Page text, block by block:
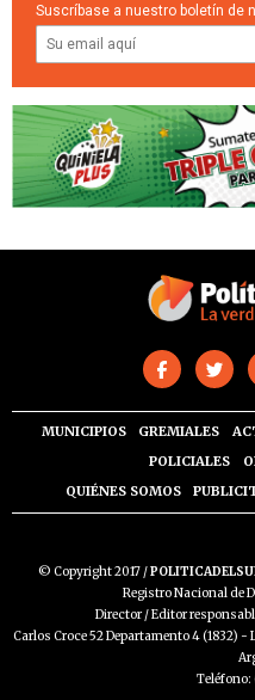
Suscríbase a nuestro boletín de
MUNICIPIOS GREMIALES
POLICIALES
QUIÉNES SOMOS
© Copyright 2017 /
Registro Nacional de
Director / Editor
Carlos Croce 52 Departamento 4 (1832)
Teléfono: